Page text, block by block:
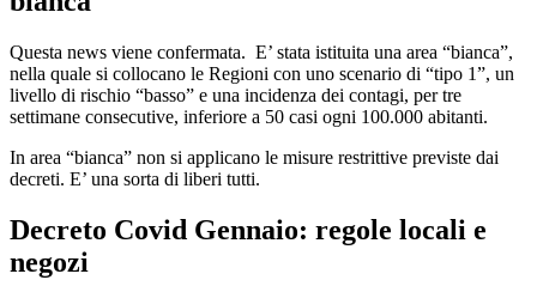
Questa news viene confermata. E’ stata istituita una area “bianca”,
nella quale si collocano le Regioni con uno scenario di “tipo 1”, un
livello di rischio “basso” e una incidenza dei contagi, per tre
settimane consecutive, inferiore a 50 casi ogni 100.000 abitanti.
In area “bianca” non si applicano le misure restrittive previste dai
decreti. E’ una sorta di liberi tutti.
Decreto Covid Gennaio: regole locali e
negozi